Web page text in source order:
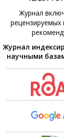
Журнал
рецензируемых
Журнал
научными